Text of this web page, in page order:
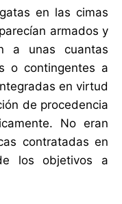
en las cimas
armados y
a unas cuantas
o contingentes a
en virtud
de procedencia
No eran
contratadas en
los objetivos a